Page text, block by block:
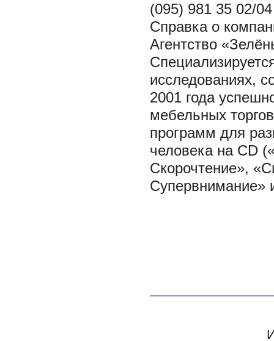
(095) 981 35 02/
Справка о
Агентство
исследованиях,
2001 года
мебельных
программ для
человека на CD
Скорочтение»,
Супервнимание»